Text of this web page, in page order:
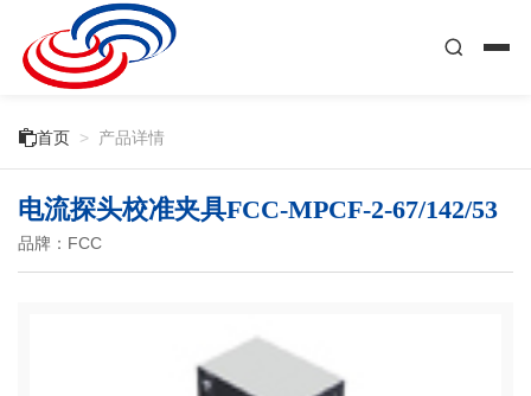
首页 > 产品详情
电流探头校准夹具FCC-MPCF-2-67/142/53
品牌：FCC